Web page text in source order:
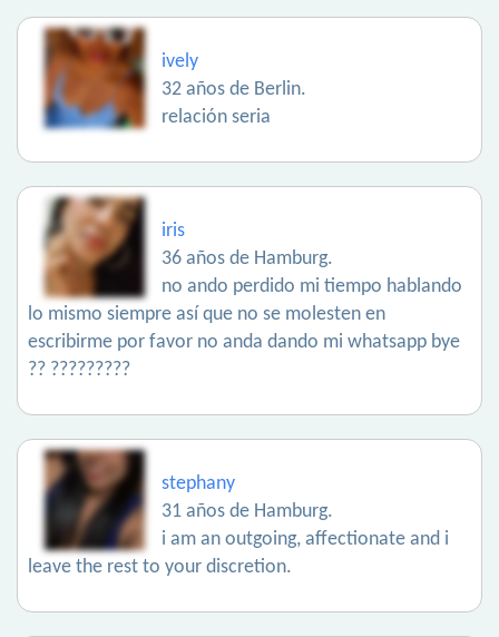
ively
32 años de Berlin.
relación seria
iris
36 años de Hamburg.
no ando perdido mi tiempo hablando
lo mismo siempre así que no se molesten en
escribirme por favor no anda dando mi whatsapp bye
?? ?????????
stephany
31 años de Hamburg.
i am an outgoing, affectionate and i
leave the rest to your discretion.